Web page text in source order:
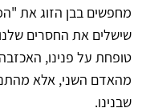
מחפשים בבן הזוג את
שישלים את החסרים
טופחת על פנינו,
מהאדם השני, אלא
שבנינו.